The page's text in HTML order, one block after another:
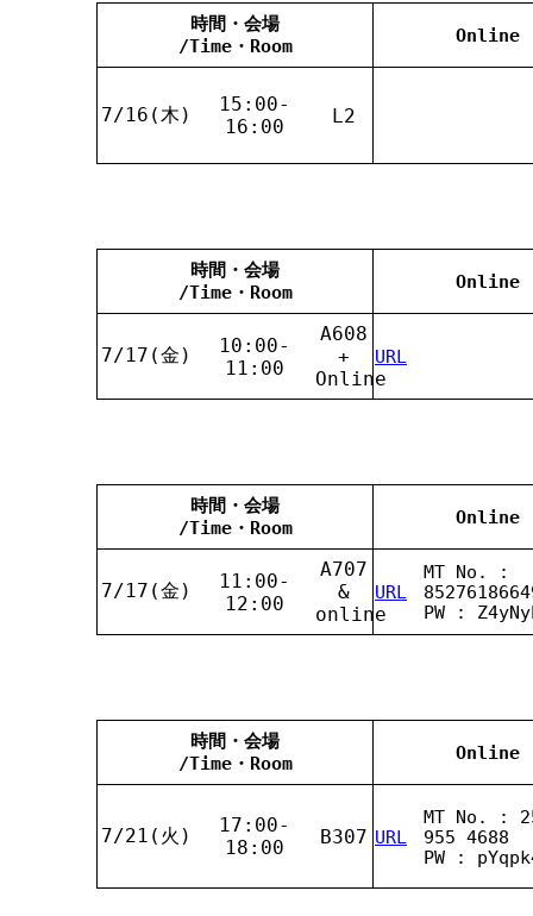
時間・会場
/Time・Room
Online
7/16(木)
15:00-
16:00
L2
時間・会場
/Time・Room
Online
7/17(金)
10:00-
11:00
A608
+
Online
URL
時間・会場
/Time・Room
Online
7/17(金)
11:00-
12:00
A707
&
online
URL
MT No. :
PW :
時間・会場
/Time・Room
Online
7/21(火)
17:00-
18:00
B307 URL
MT No. :
955 4688
PW :